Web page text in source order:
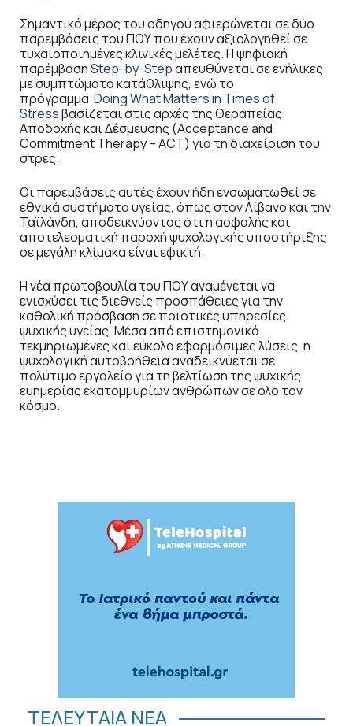
Σημαντικό μέρος του οδηγού αφιερώνεται σε δύο
παρεμβάσεις του ΠΟΥ που έχουν αξιολογηθεί σε
τυχαιοποιημένες κλινικές μελέτες. Η ψηφιακή
παρέμβασηStep-by-Stepαπευθύνεται σε ενήλικες
με συμπτώματα κατάθλιψης, ενώ το
πρόγραμμα Doing What Matters in Times of
Stressβασίζεται στις αρχές της Θεραπείας
Αποδοχής και Δέσμευσης (Acceptance and
Commitment Therapy – ACT) για τη διαχείριση του
στρες.
Οι παρεμβάσεις αυτές έχουν ήδη ενσωματωθεί σε
εθνικά συστήματα υγείας, όπως στον Λίβανο και την
Ταϊλάνδη, αποδεικνύοντας ότι η ασφαλής και
αποτελεσματική παροχή ψυχολογικής υποστήριξης
σε μεγάλη κλίμακα είναι εφικτή.
Η νέα πρωτοβουλία του ΠΟΥ αναμένεται να
ενισχύσει τις διεθνείς προσπάθειες για την
καθολική πρόσβαση σε ποιοτικές υπηρεσίες
ψυχικής υγείας. Μέσα από επιστημονικά
τεκμηριωμένες και εύκολα εφαρμόσιμες λύσεις, η
ψυχολογική αυτοβοήθεια αναδεικνύεται σε
πολύτιμο εργαλείο για τη βελτίωση της ψυχικής
ευημερίας εκατομμυρίων ανθρώπων σε όλο τον
κόσμο.
ΤΕΛΕΥΤΑΙΑ ΝΕΑ